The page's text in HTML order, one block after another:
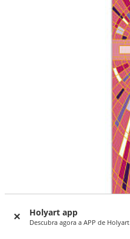
Holyart app
Descubra agora a APP de Holyart